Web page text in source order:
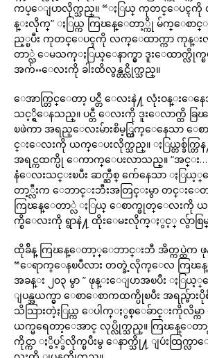
ကပ္ေျပာလိုက္သည္။ “ႏြယ္ ကုတင္ေပၚကို
န္းလိုက္” ႏြယ္က ကြၽန္ေတာ့္ကို မ်က္ေစာ
ည့္ၿပီး ကုတင္ေပၚကို လက္ေထာက္ကာ ကုန္း
တာ္လဲ ေမသက္ႏြယ္ေနာက္မွာ ဒူးေထာက္လို
အက်ႌေလးကို ခါးထိလွန္တင္လိုက္သည္။
ေအာက္တြင္ေတာ့ ပင္တီ ေလးနဲ႔ လုံးဝန္းေ
သင့္ရွိေနသည္။ ပင္တီ ေလးကို ဒူးေလာက္ထိ ခြ
ၿဖဲကာ အရည္ေလးမ်ားစိမ့္ထြက္ေနေသာ ေ
င္းေလးကို ယက္ေပးလိုက္သည္။ ႏြယ္တစ္ခ်က္တြန႔္
အရင္ကထက္ပို ေကာက္ေပးလာသည္။ “အင္း…
နံေလးသင္းၿပီး ဆက္ဆီစ္ က်ေနေသာ ႏြ
တာ့္လီးက ေဘာင္းဘီးအတြင္းမွာ တင္းေတ
ကြၽန္ေတာ္လဲ ႏြယ္ ေစာက္ဖုတ္ေလးကို
က္စိေလးကို ရွာနဲ႔ ထိုးေမႊလိုက္ႏွင့္ လွ်ာစြ
ထိုခ်ိန္ ကြၽန္ေတာ့္ေဘာင္းဘီ အိတ္ကပ္ထဲက ဖု
“ေရာက္ေနၿပီလား တတ္ခဲ့လိုက္ေလ ကြၽ
အခန္း ၂၀၃ မွာ ” ဖုန္းေျပာအၿပီး ႏ
ျပန္အယက္မွာ ေစာေစာကထက္ပိုၿပီး အရည္မ်ာ
သိသြားတဲ့ႏြယ္က ေပါက္ႏွစ္ေခ်ာင္းကိုလိမ္
ယက္မရေတာ့ေအာင္ လုပ္လိုက္သည္။ ကြၽန္ေတာ္
ကိုင္ကာ ႏွိပ့္ခ်လိုက္ၿပီးမွ ေနာက္သို႔ ျပဴးထြက္